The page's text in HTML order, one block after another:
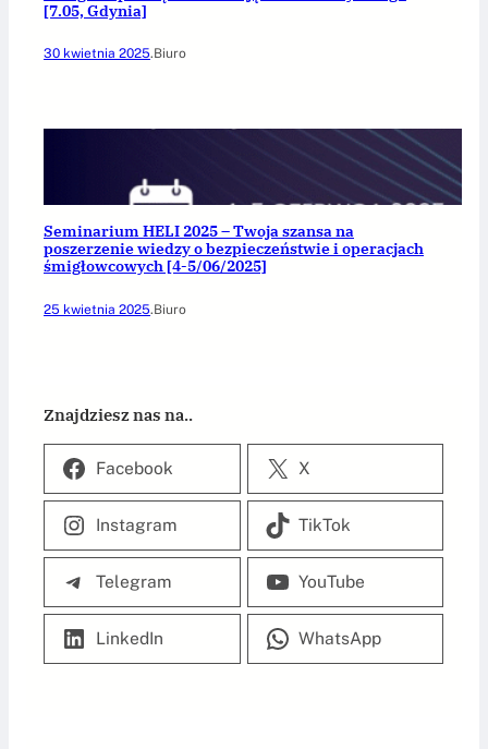
[7.05, Gdynia]
30 kwietnia 2025.Biuro
Seminarium HELI 2025 – Twoja szansa na
poszerzenie wiedzy o bezpieczeństwie i operacjach
śmigłowcowych [4-5/06/2025]
25 kwietnia 2025.Biuro
Znajdziesz nas na..
Facebook X
Instagram TikTok
Telegram YouTube
LinkedIn WhatsApp